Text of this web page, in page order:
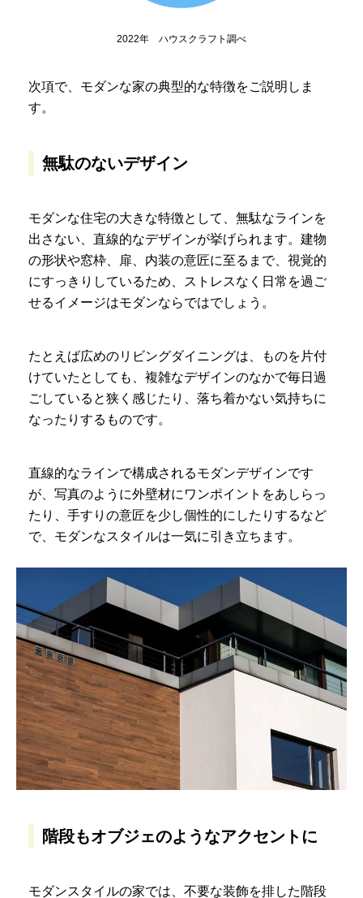
2022年 ハウスクラフト調べ
次項で、モダンな家の典型的な特徴をご説明しま
す。
無駄のないデザイン
モダンな住宅の大きな特徴として、無駄なラインを
出さない、直線的なデザインが挙げられます。建物
の形状や窓枠、扉、内装の意匠に至るまで、視覚的
にすっきりしているため、ストレスなく日常を過ご
せるイメージはモダンならではでしょう。
たとえば広めのリビングダイニングは、ものを片付
けていたとしても、複雑なデザインのなかで毎日過
ごしていると狭く感じたり、落ち着かない気持ちに
なったりするものです。
直線的なラインで構成されるモダンデザインです
が、写真のように外壁材にワンポイントをあしらっ
たり、手すりの意匠を少し個性的にしたりするなど
で、モダンなスタイルは一気に引き立ちます。
階段もオブジェのようなアクセントに
モダンスタイルの家では、不要な装飾を排した階段